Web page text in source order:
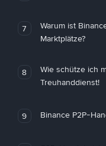
7
Warum ist
Marktplätze?
8
Wie schütze ich
Treuhanddienst!
9 Binance P2P-